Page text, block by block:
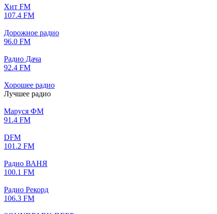
Хит FM
107.4 FM
Дорожное радио
96.0 FM
Радио Дача
92.4 FM
Хорошее радио
Лучшее радио
Маруся ФМ
91.4 FM
DFM
101.2 FM
Радио ВАНЯ
100.1 FM
Радио Рекорд
106.3 FM